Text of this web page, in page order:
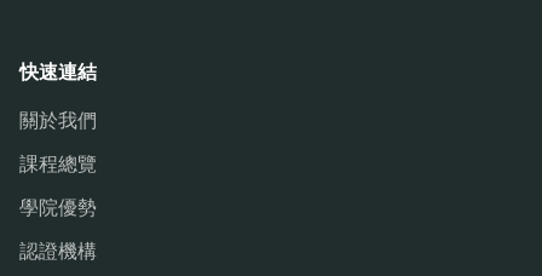
快速連結
關於我們
課程總覽
學院優勢
認證機構